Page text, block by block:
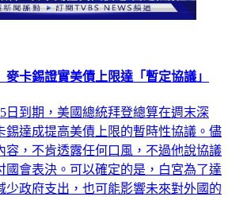
卡錫證實美債上限達「暫定協議」
日到期，美國總統拜登總算在週末深
錫達成提高美債上限的暫時性協議。儘
容，不肯透露任何口風，不過他說協議
國會表決。可以確定的是，白宮為了達
少政府支出，也可能影響未來對外國的